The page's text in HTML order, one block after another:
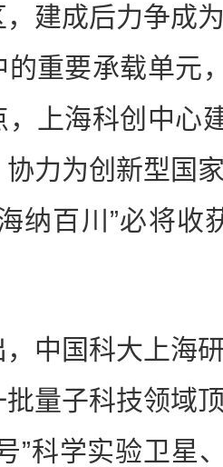
建成后力争成
重要承载单元
上海科创中心
力为创新型国
纳百川”必将收
国科大上海研
量子科技领域
”科学实验卫星